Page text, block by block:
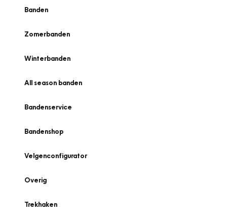
Banden
Zomerbanden
Winterbanden
All season banden
Bandenservice
Bandenshop
Velgenconfigurator
Overig
Trekhaken